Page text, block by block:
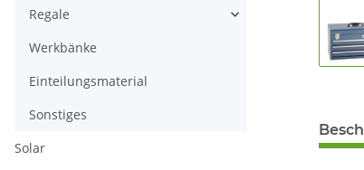
Regale
Werkbänke
Einteilungsmaterial
Sonstiges
Solar